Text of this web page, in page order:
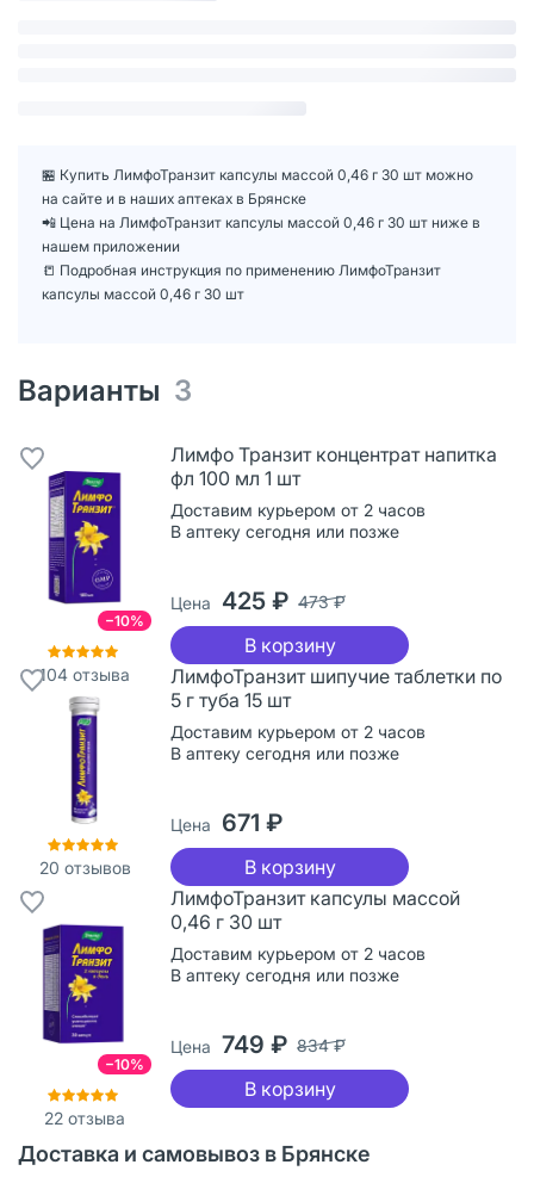
🏪 Купить ЛимфоТранзит капсулы массой 0,46 г 30 шт можно
на сайте и в наших аптеках в Брянске
📲 Цена на ЛимфоТранзит капсулы массой 0,46 г 30 шт ниже в
нашем приложении
📒 Подробная инструкция по применению ЛимфоТранзит
капсулы массой 0,46 г 30 шт
Варианты 3
−10%
104 отзыва
Лимфо Транзит концентрат напитка
фл 100 мл 1 шт
Доставим курьером от 2 часов
В аптеку сегодня или позже
Цена 425 ₽ 473 ₽
В корзину
20 отзывов
ЛимфоТранзит шипучие таблетки по
5 г туба 15 шт
Доставим курьером от 2 часов
В аптеку сегодня или позже
Цена 671 ₽
В корзину
−10%
22 отзыва
ЛимфоТранзит капсулы массой
0,46 г 30 шт
Доставим курьером от 2 часов
В аптеку сегодня или позже
Цена 749 ₽ 834 ₽
В корзину
Доставка и самовывоз в Брянске